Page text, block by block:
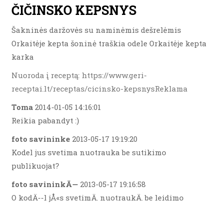
ČIČINSKO KEPSNYS
Šakninės daržovės su naminėmis dešrelėmis
Orkaitėje kepta šoninė traškia odele Orkaitėje kepta
karka
Nuoroda į receptą: https://www.geri-
receptai.lt/receptas/cicinsko-kepsnysReklama
Toma 2014-01-05 14:16:01
Reikia pabandyt :)
foto savininke 2013-05-17 19:19:20
Kodel jus svetima nuotrauka be sutikimo
publikuojat?
foto savininkÄ— 2013-05-17 19:16:58
O kodÄ--l jÅ«s svetimÄ. nuotraukÄ. be leidimo